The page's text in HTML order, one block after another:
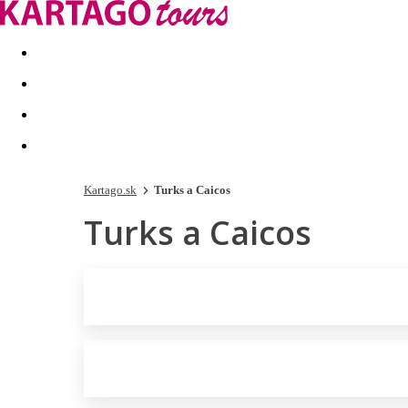
Last minute Dovolenkové kluby
Kartago.sk Turks a Caicos
Turks a Caicos